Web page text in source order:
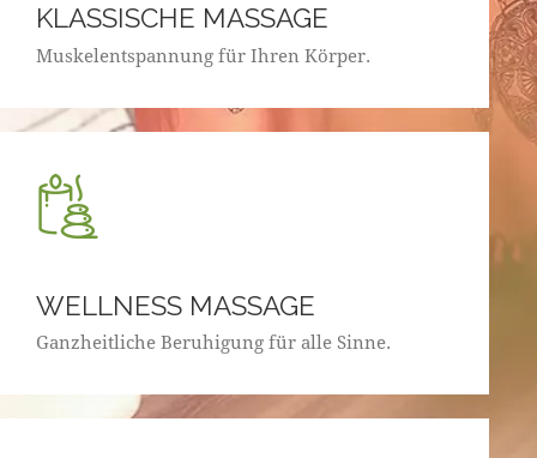
KLASSISCHE MASSAGE
Muskelentspannung für Ihren Körper.
WELLNESS MASSAGE
Ganzheitliche Beruhigung für alle Sinne.